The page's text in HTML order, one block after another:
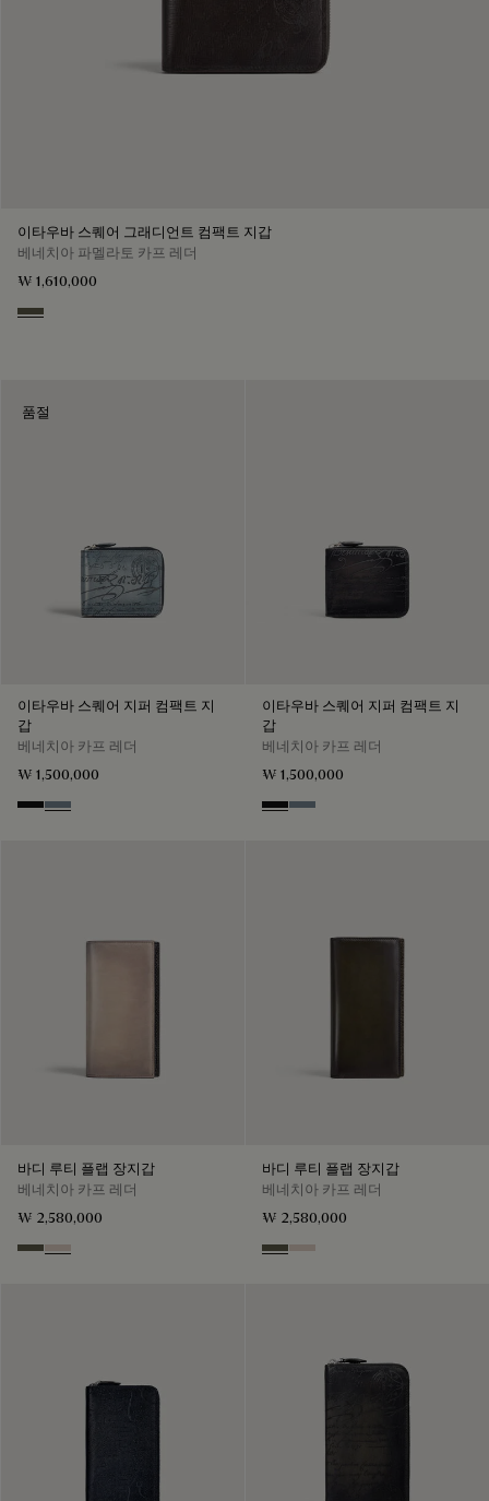
이타우바 스퀘어 그래디언트 컴팩트 지갑
베네치아 파멜라토 카프 레더
₩ 1,610,000
Selva Oscura
품절
이타우바 스퀘어 지퍼 컴팩트 지
갑
베네치아 카프 레더
₩ 1,500,000
Nero Grigio
Bleu Brume
이타우바 스퀘어 지퍼 컴팩트 지
갑
베네치아 카프 레더
₩ 1,500,000
Nero Grigio
Bleu Brume
바디 루티 플랩 장지갑
베네치아 카프 레더
₩ 2,580,000
Selva Oscura
Gris
바디 루티 플랩 장지갑
베네치아 카프 레더
₩ 2,580,000
Selva Oscura
Gris